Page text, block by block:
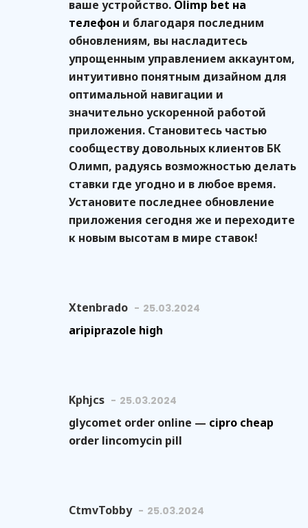
ваше устройство. Olimp bet на
телефон и благодаря последним
обновлениям, вы насладитесь
упрощенным управлением аккаунтом,
интуитивно понятным дизайном для
оптимальной навигации и
значительно ускоренной работой
приложения. Становитесь частью
сообществу довольных клиентов БК
Олимп, радуясь возможностью делать
ставки где угодно и в любое время.
Установите последнее обновление
приложения сегодня же и переходите
к новым высотам в мире ставок!
Xtenbrado 25.03.2024
aripiprazole high
Kphjcs 25.03.2024
glycomet order online — cipro cheap
order lincomycin pill
CtmvTobby 25.03.2024